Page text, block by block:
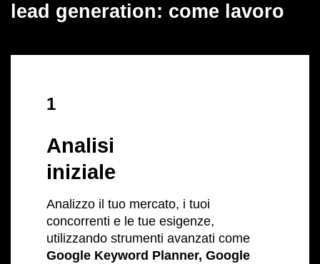
lead generation: come lavoro
1
Analisi
iniziale
Analizzo il tuo mercato, i tuoi
concorrenti e le tue esigenze,
utilizzando strumenti avanzati come
Google Keyword Planner, Google